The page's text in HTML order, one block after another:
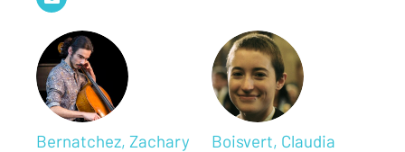
Bernatchez, Zachary Boisvert, Claudia